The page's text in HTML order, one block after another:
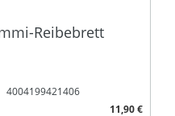
Reibebrett
4004199421406
11,90 €